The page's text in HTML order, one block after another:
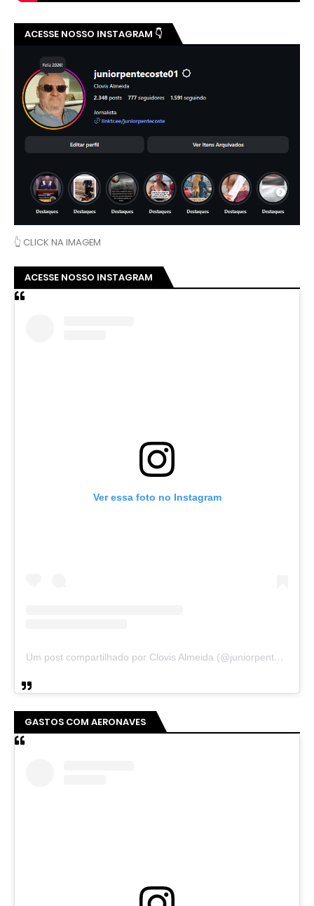
ACESSE NOSSO INSTAGRAM 👇
👆 CLICK NA IMAGEM
ACESSE NOSSO INSTAGRAM
Ver essa foto no Instagram
Um post compartilhado por Clovis Almeida (@juniorpentecoste01)
GASTOS COM AERONAVES